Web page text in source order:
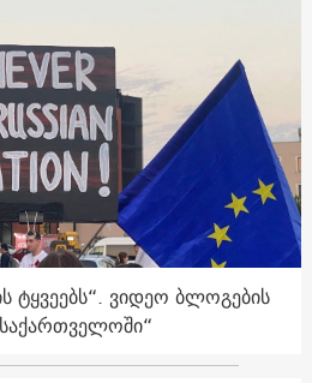
ტყვეებს“. ვიდეო ბლოგების